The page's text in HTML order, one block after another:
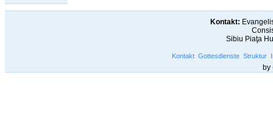
Kontakt:
Sibiu Piaţa
Kontakt Gottesdienste Struktur
by